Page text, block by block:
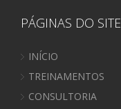
PÁGINAS DO SITE
INÍCIO
TREINAMENTOS
CONSULTORIA